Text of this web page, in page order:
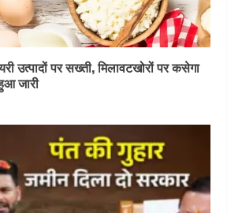
उत्पादों पर सख्ती, मिलावटखोरों पर कसेगा
जारी